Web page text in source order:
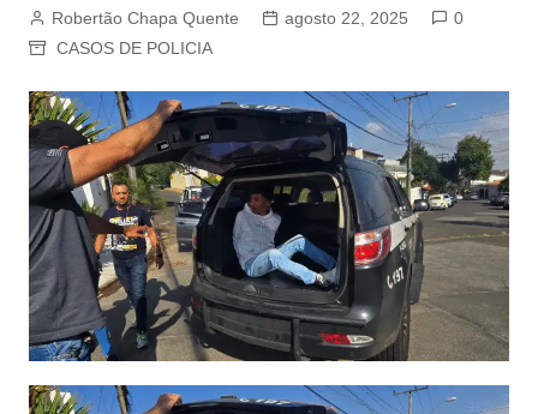
Robertão Chapa Quente agosto 22, 2025
0
CASOS DE POLICIA